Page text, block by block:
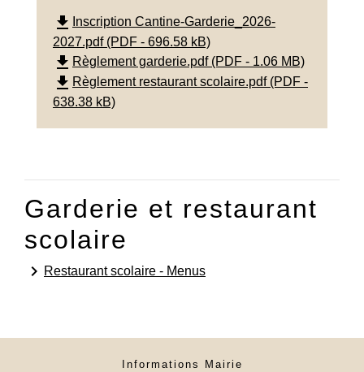
file_download Inscription Cantine-Garderie_2026-
2027.pdf (PDF - 696.58 kB)
file_download Règlement garderie.pdf (PDF - 1.06 MB)
file_download Règlement restaurant scolaire.pdf (PDF -
638.38 kB)
Garderie et restaurant
scolaire
keyboard_arrow_right Restaurant scolaire - Menus
Informations Mairie